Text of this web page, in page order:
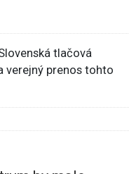
tlačová
verejný prenos tohto